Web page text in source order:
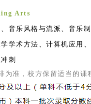
Arts
音乐风格与流派、音乐
学术方法、计算机应用
刺
为准，校方保留适当的课